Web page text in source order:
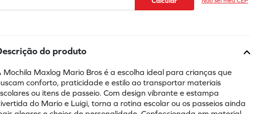
do produto
Mochila Maxlog Mario Bros é a escolha ideal para crianças que
conforto, praticidade e estilo ao transportar materiais
ou itens de passeio. Com design vibrante e estampa
do Mario e Luigi, torna a rotina escolar ou os passeios ainda